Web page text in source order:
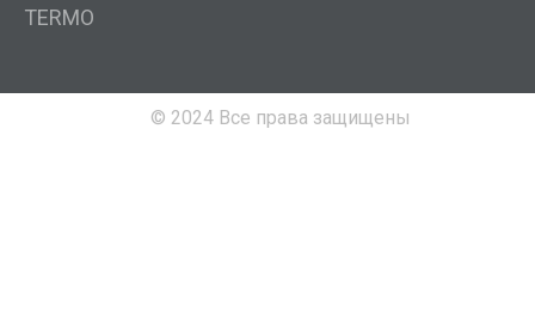
TERMO
© 2024 Все права защищены